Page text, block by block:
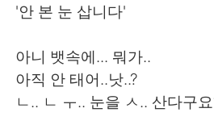
Deutsch
'안 본 눈 삽니다'
아니 뱃속에... 뭐가..
아직 안 태어..낫..?
ㄴ.. ㄴ ㅜ.. 눈을 ㅅ.. 산다구